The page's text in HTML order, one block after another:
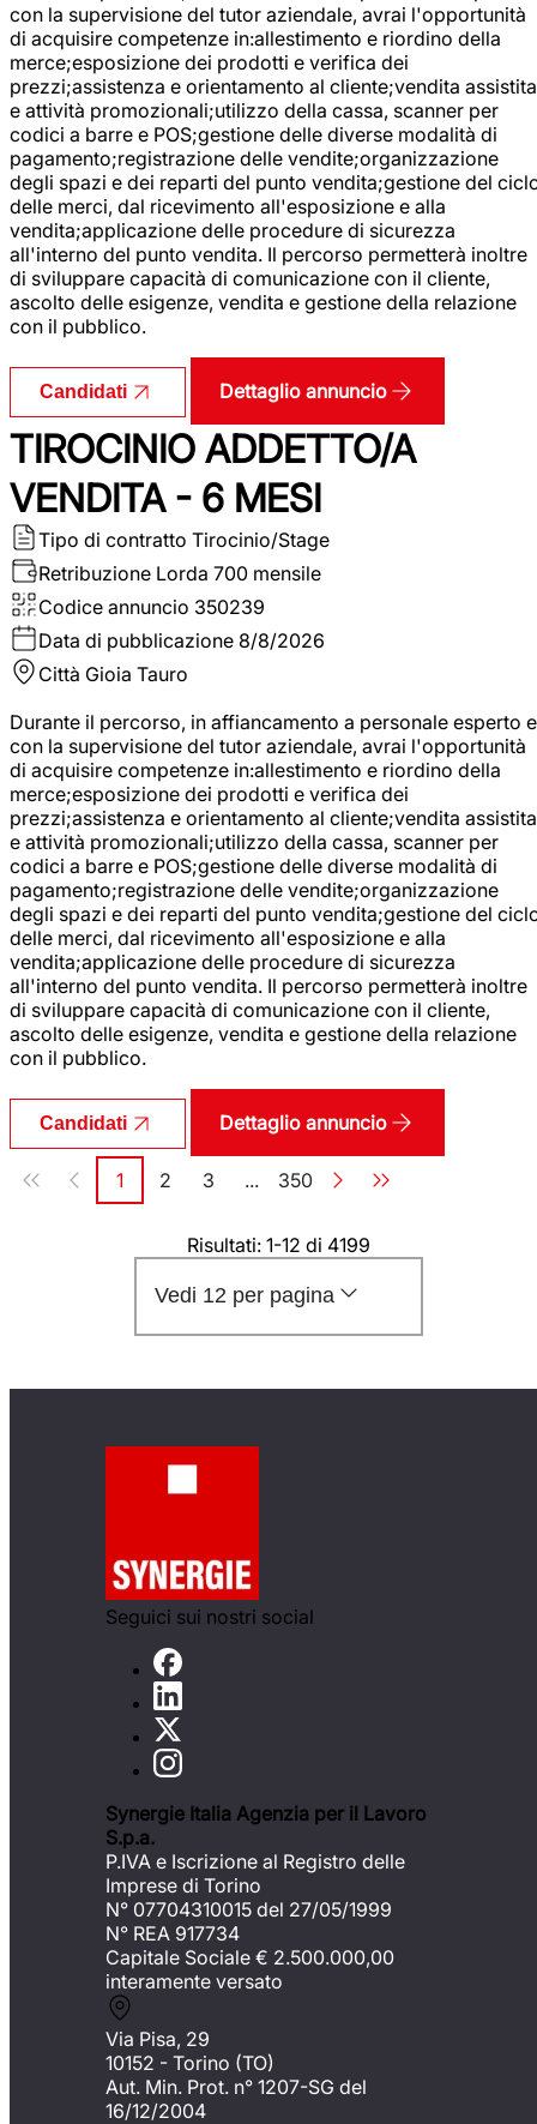
con la supervisione del tutor aziendale, avrai l'opportunità
di acquisire competenze in:allestimento e riordino della
merce;esposizione dei prodotti e verifica dei
prezzi;assistenza e orientamento al cliente;vendita assistita
e attività promozionali;utilizzo della cassa, scanner per
codici a barre e POS;gestione delle diverse modalità di
pagamento;registrazione delle vendite;organizzazione
degli spazi e dei reparti del punto vendita;gestione del
delle merci, dal ricevimento all'esposizione e alla
vendita;applicazione delle procedure di sicurezza
all'interno del punto vendita. Il percorso permetterà inoltre
di sviluppare capacità di comunicazione con il cliente,
ascolto delle esigenze, vendita e gestione della relazione
con il pubblico.
Candidati Dettaglio annuncio
TIROCINIO ADDETTO/A
VENDITA - 6 MESI
Tipo di contratto Tirocinio/Stage
Retribuzione Lorda 700 mensile
Codice annuncio 350239
Data di pubblicazione 8/8/2026
Città Gioia Tauro
Durante il percorso, in affiancamento a personale esperto e
con la supervisione del tutor aziendale, avrai l'opportunità
di acquisire competenze in:allestimento e riordino della
merce;esposizione dei prodotti e verifica dei
prezzi;assistenza e orientamento al cliente;vendita assistita
e attività promozionali;utilizzo della cassa, scanner per
codici a barre e POS;gestione delle diverse modalità di
pagamento;registrazione delle vendite;organizzazione
degli spazi e dei reparti del punto vendita;gestione del
delle merci, dal ricevimento all'esposizione e alla
vendita;applicazione delle procedure di sicurezza
all'interno del punto vendita. Il percorso permetterà inoltre
di sviluppare capacità di comunicazione con il cliente,
ascolto delle esigenze, vendita e gestione della relazione
con il pubblico.
Candidati Dettaglio annuncio
Paginazione
Pagina
1 Pagina
2 Pagina
3 ... Pagina
350
Risultati: 1-12 di 4199
Vedi 12 per pagina
Seguici sui nostri social
Synergie Italia Agenzia per il Lavoro
S.p.a.
P.IVA e Iscrizione al Registro delle
Imprese di Torino
N° 07704310015 del 27/05/1999
N° REA 917734
Capitale Sociale € 2.500.000,00
interamente versato
Via Pisa, 29
10152 - Torino (TO)
Aut. Min. Prot. n° 1207-SG del
16/12/2004